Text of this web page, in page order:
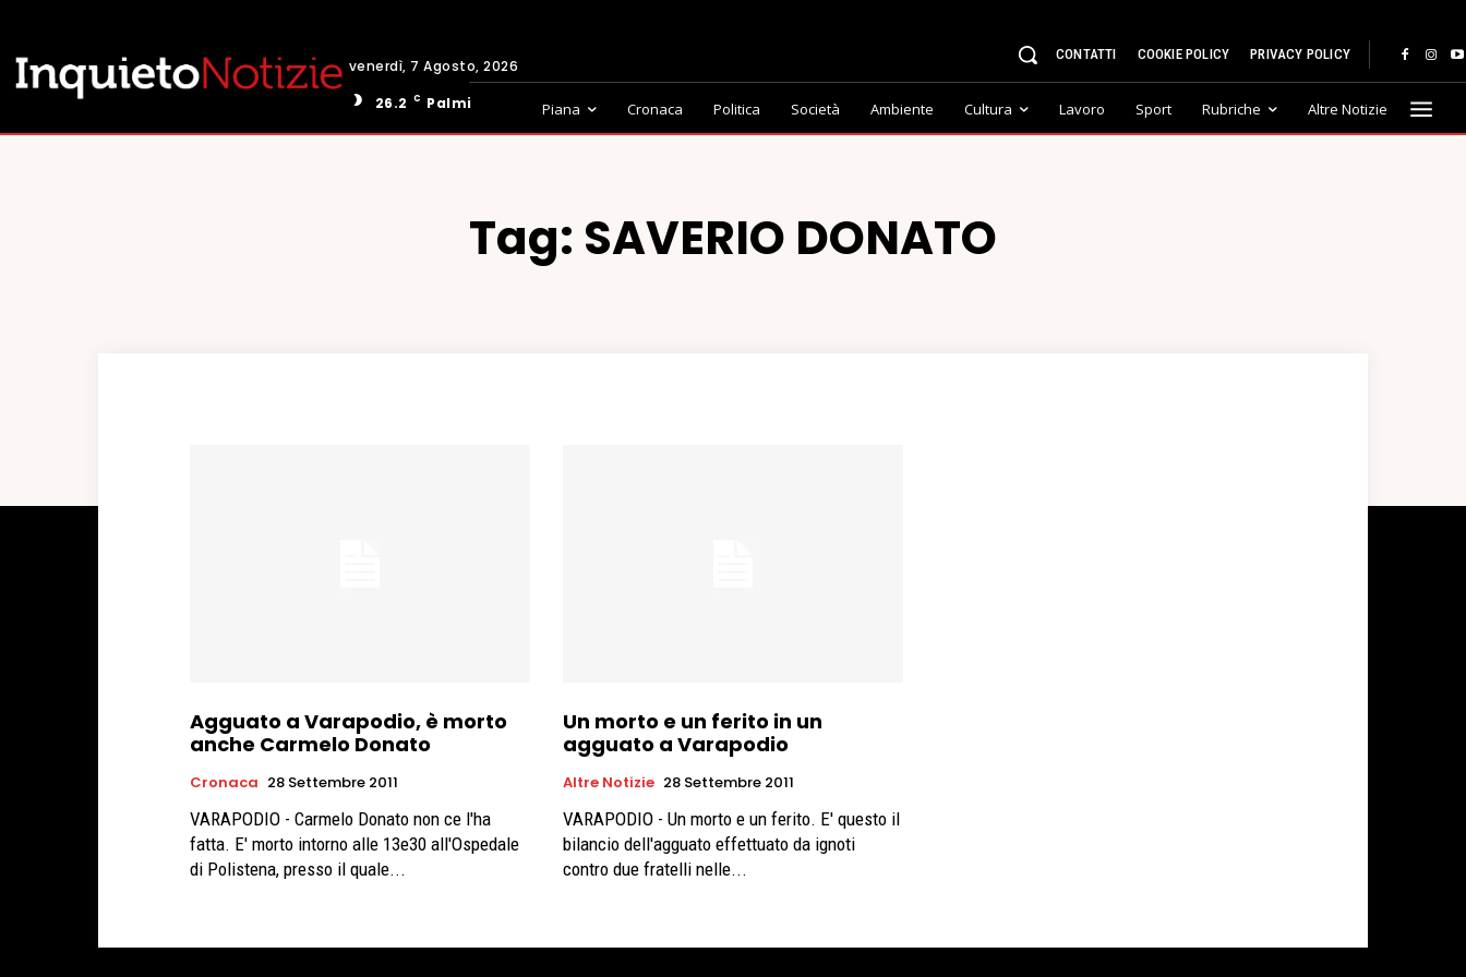
venerdì, 7 Agosto, 2026
26.2
C Palmi
CONTATTI COOKIE POLICY PRIVACY POLICY
Piana Cronaca Politica Società Ambiente Cultura Lavoro Sport Rubriche Altre Notizie
Tag: SAVERIO DONATO
Agguato a Varapodio, è morto
anche Carmelo Donato
Cronaca 28 Settembre 2011
VARAPODIO - Carmelo Donato non ce l'ha
fatta. E' morto intorno alle 13e30 all'Ospedale
di Polistena, presso il quale...
Un morto e un ferito in un
agguato a Varapodio
Altre Notizie 28 Settembre 2011
VARAPODIO - Un morto e un ferito. E' questo il
bilancio dell'agguato effettuato da ignoti
contro due fratelli nelle...